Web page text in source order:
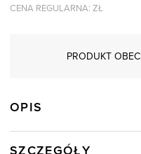
CENA REGULARNA: ZŁ
PRODUKT
OPIS
SZCZEGÓŁY